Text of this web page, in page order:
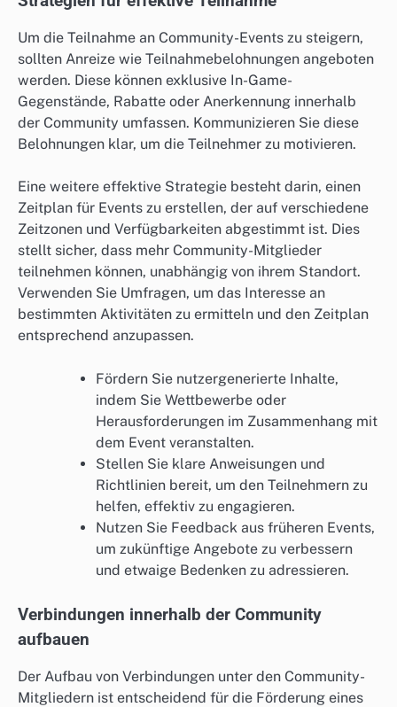
Um die Teilnahme an Community-Events zu steigern,
sollten Anreize wie Teilnahmebelohnungen angeboten
werden. Diese können exklusive In-Game-
Gegenstände, Rabatte oder Anerkennung innerhalb
der Community umfassen. Kommunizieren Sie diese
Belohnungen klar, um die Teilnehmer zu motivieren.
Eine weitere effektive Strategie besteht darin, einen
Zeitplan für Events zu erstellen, der auf verschiedene
Zeitzonen und Verfügbarkeiten abgestimmt ist. Dies
stellt sicher, dass mehr Community-Mitglieder
teilnehmen können, unabhängig von ihrem Standort.
Verwenden Sie Umfragen, um das Interesse an
bestimmten Aktivitäten zu ermitteln und den Zeitplan
entsprechend anzupassen.
Fördern Sie nutzergenerierte Inhalte,
indem Sie Wettbewerbe oder
Herausforderungen im Zusammenhang mit
dem Event veranstalten.
Stellen Sie klare Anweisungen und
Richtlinien bereit, um den Teilnehmern zu
helfen, effektiv zu engagieren.
Nutzen Sie Feedback aus früheren Events,
um zukünftige Angebote zu verbessern
und etwaige Bedenken zu adressieren.
Verbindungen innerhalb der Community
aufbauen
Der Aufbau von Verbindungen unter den Community-
Mitgliedern ist entscheidend für die Förderung eines